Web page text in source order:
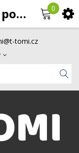
tomi.cz
0
T-TOMI Přebalovací podložka Strawberries